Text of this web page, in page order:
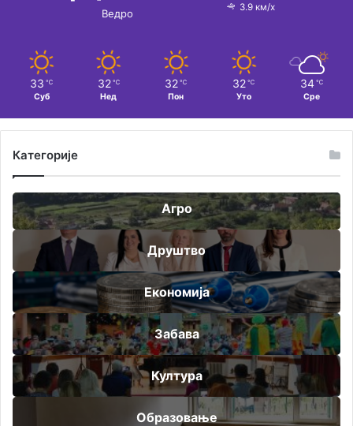
Ведро
3.9 км/х
33 ℃
Суб
32 ℃
Нед
32 ℃
Пон
32 ℃
Уто
34 ℃
Сре
Категорије
Агро
Друштво
Економија
Забава
Култура
Образовање